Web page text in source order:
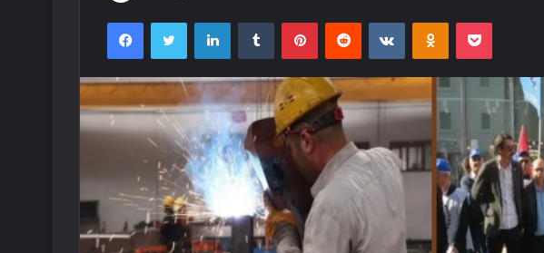
FacebookTwitter LinkedInTumblr PinterestReddit VKontakteOdnoklassniki
Pocket